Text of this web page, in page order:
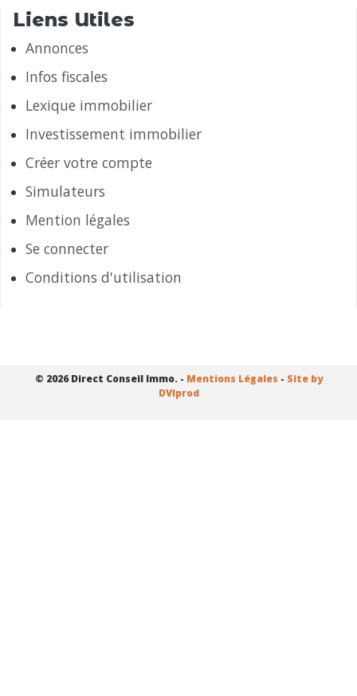
Liens Utiles
Annonces
Infos fiscales
Lexique immobilier
Investissement immobilier
Créer votre compte
Simulateurs
Mention légales
Se connecter
Conditions d'utilisation
© 2026 Direct Conseil Immo. - Mentions Légales - Site by
DVIprod